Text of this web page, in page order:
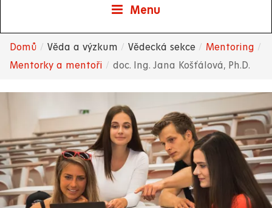
Menu
Drobečková
navigace
Domů Věda a výzkum Vědecká sekce
Mentoring
Mentorky a mentoři
doc. Ing. Jana Košťálová, Ph.D.